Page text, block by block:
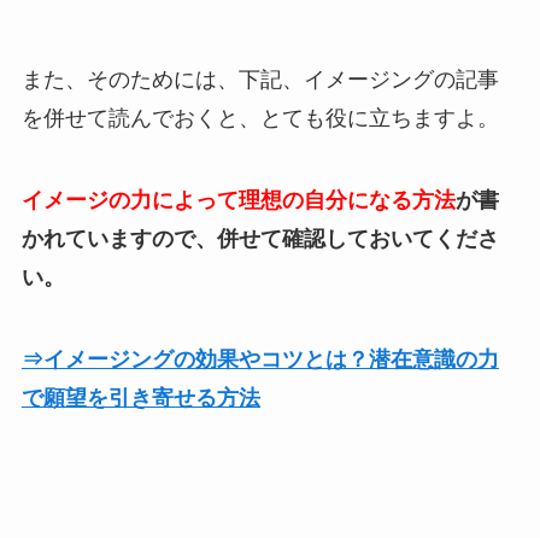
また、そのためには、下記、イメージングの記事
を併せて読んでおくと、とても役に立ちますよ。
イメージの力によって理想の自分になる方法が書
かれていますので、併せて確認しておいてくださ
い。
⇒イメージングの効果やコツとは？潜在意識の力
で願望を引き寄せる方法